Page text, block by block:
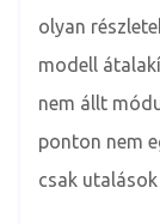
olyan
modell
nem állt
ponton nem
csak